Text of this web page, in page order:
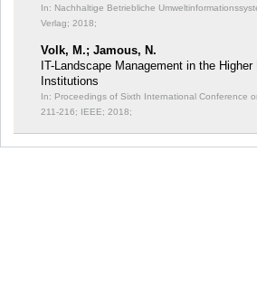
In: Nachhaltige Betriebliche
Verlag; 2018;
Volk, M.; Jamous, N.
IT-Landscape Management in the Higher
Institutions
In: Proceedings of Sixth International Conference
211-216; IEEE; 2018;